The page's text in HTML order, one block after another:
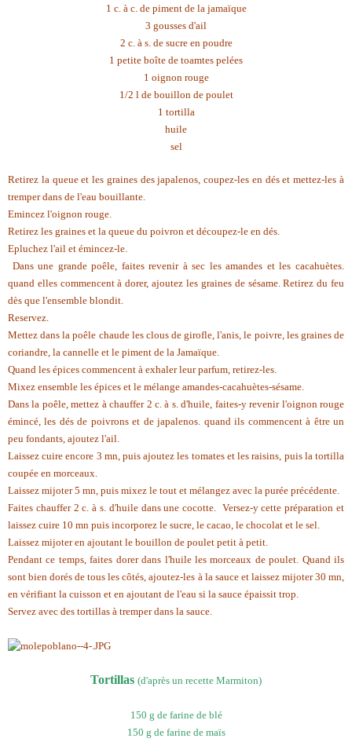
1 c. à c. de piment de la jamaïque
3 gousses d'ail
2 c. à s. de sucre en poudre
1 petite boîte de toamtes pelées
1 oignon rouge
1/2 l de bouillon de poulet
1 tortilla
huile
sel
Retirez la queue et les graines des japalenos, coupez-les en dés et mettez-les à
tremper dans de l'eau bouillante.
Emincez l'oignon rouge.
Retirez les graines et la queue du poivron et découpez-le en dés.
Epluchez l'ail et émincez-le.
Dans une grande poêle, faites revenir à sec les amandes et les cacahuètes.
quand elles commencent à dorer, ajoutez les graines de sésame. Retirez du feu
dès que l'ensemble blondit.
Reservez.
Mettez dans la poêle chaude les clous de girofle, l'anis, le poivre, les graines de
coriandre, la cannelle et le piment de la Jamaïque.
Quand les épices commencent à exhaler leur parfum, retirez-les.
Mixez ensemble les épices et le mélange amandes-cacahuètes-sésame.
Dans la poêle, mettez à chauffer 2 c. à s. d'huile, faites-y revenir l'oignon rouge
émincé, les dés de poivrons et de japalenos. quand ils commencent à être un
peu fondants, ajoutez l'ail.
Laissez cuire encore 3 mn, puis ajoutez les tomates et les raisins, puis la tortilla
coupée en morceaux.
Laissez mijoter 5 mn, puis mixez le tout et mélangez avec la purée précédente.
Faites chauffer 2 c. à s. d'huile dans une cocotte. Versez-y cette préparation et
laissez cuire 10 mn puis incorporez le sucre, le cacao, le chocolat et le sel.
Laissez mijoter en ajoutant le bouillon de poulet petit à petit.
Pendant ce temps, faites dorer dans l'huile les morceaux de poulet. Quand ils
sont bien dorés de tous les côtés, ajoutez-les à la sauce et laissez mijoter 30 mn,
en vérifiant la cuisson et en ajoutant de l'eau si la sauce épaissit trop.
Servez avec des tortillas à tremper dans la sauce.
Tortillas (d'après un recette Marmiton)
150 g de farine de blé
150 g de farine de maïs